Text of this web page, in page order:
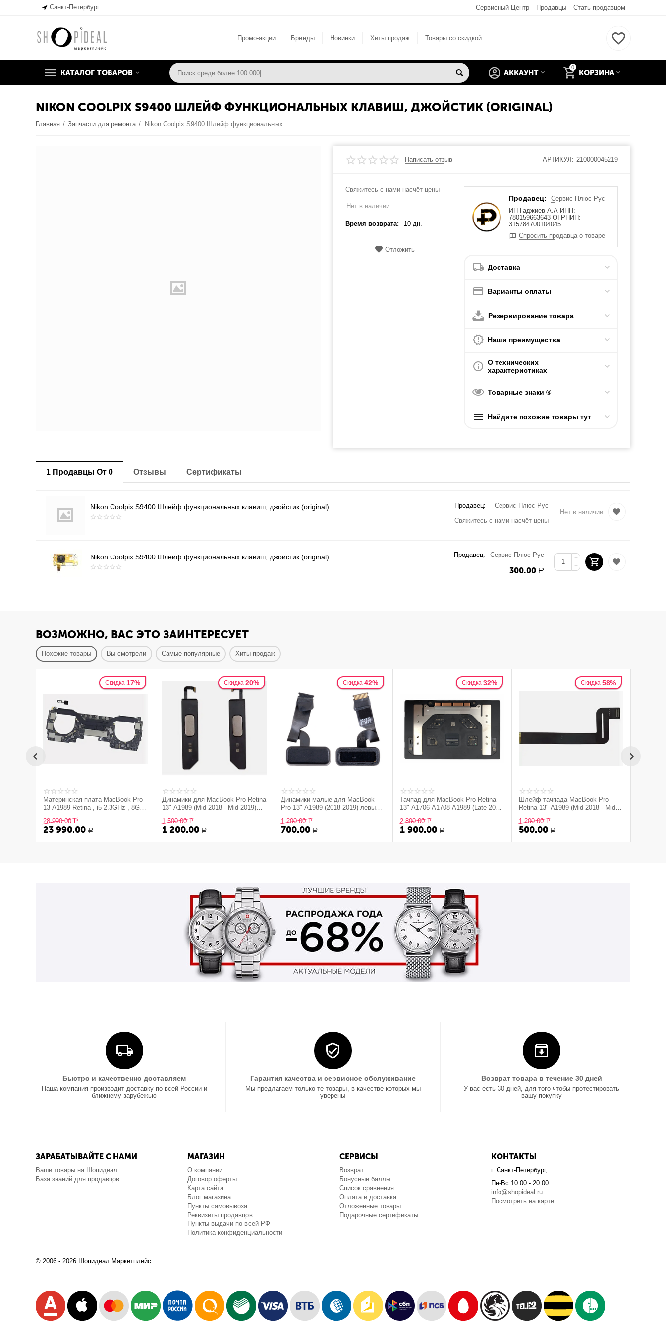
Санкт-Петербург Сервисный Центр Продавцы Стать продавцом
Промо-акции Бренды Новинки Хиты продаж Товары со скидкой
КАТАЛОГ ТОВАРОВ
0
КОРЗИНА
АККАУНТ
NIKON COOLPIX S9400 ШЛЕЙФ ФУНКЦИОНАЛЬНЫХ КЛАВИШ, ДЖОЙСТИК (ORIGINAL)
Главная / Запчасти для ремонта / Nikon Coolpix S9400 Шлейф функциональных клавиш, джойстик (original)
Написать отзыв АРТИКУЛ: 210000045219
Свяжитесь с нами насчёт цены
Нет в наличии
Время возврата: 10 дн.
Отложить
Продавец:
Сервис Плюс Рус
ИП Гаджиев А.А ИНН:
780159663643 ОГРНИП:
315784700104045
Спросить продавца о товаре
Доставка
Варианты оплаты
Резервирование товара
Наши преимущества
О технических
характеристиках
Товарные знаки ®
Найдите похожие товары тут
1 Продавцы От 0 Отзывы Сертификаты
Nikon Coolpix S9400 Шлейф функциональных клавиш, джойстик (original) Продавец:
Сервис Плюс Рус
Свяжитесь с нами насчёт цены
Нет в наличии
Nikon Coolpix S9400 Шлейф функциональных клавиш, джойстик (original) Продавец: Сервис Плюс Рус
300.00 Р
+
−
ВОЗМОЖНО, ВАС ЭТО ЗАИНТЕРЕСУЕТ
Похожие товары Вы смотрели Самые популярные Хиты продаж
Скидка 17%
Материнская плата MacBook Pro
13 A1989 Retina , i5 2.3GHz , 8Gb ,
2018 (снятая с устройства, FMI -
Off) + Touch id
28 990.00 Р
23 990.00 Р
Скидка 20%
Динамики для MacBook Pro Retina
13" A1989 (Mid 2018 - Mid 2019)
устройства, б/у)
1 500.00 Р
1 200.00 Р
Скидка 42%
Динамики малые для MacBook
Pro 13" A1989 (2018-2019) левый и
1 200.00 Р
700.00 Р
Скидка 32%
Тачпад для MacBook Pro Retina
13" A1706 A1708 A1989 (Late 2016
2 800.00 Р
1 900.00 Р
Скидка 58%
Шлейф тачпада MacBook Pro
Retina 13" A1989 (Mid 2018 - Mid
1 200.00 Р
500.00 Р
Быстро и качественно доставляем
Наша компания производит доставку по всей России и
ближнему зарубежью
Гарантия качества и сервисное обслуживание
Мы предлагаем только те товары, в качестве которых мы
уверены
Возврат товара в течение 30 дней
У вас есть 30 дней, для того чтобы протестировать
вашу покупку
ЗАРАБАТЫВАЙТЕ С НАМИ
Ваши товары на Шопидеал
База знаний для продавцов
МАГАЗИН
О компании
Договор оферты
Карта сайта
Блог магазина
Пункты самовывоза
Реквизиты продавцов
Пункты выдачи по всей РФ
Политика конфиденциальности
СЕРВИСЫ
Возврат
Бонусные баллы
Список сравнения
Оплата и доставка
Отложенные товары
Подарочные сертификаты
КОНТАКТЫ
г. Санкт-Петербург,
Пн-Вс 10.00 - 20.00
info@shopideal.ru
Посмотреть на карте
© 2006 - 2026 Шопидеал.Маркетплейс